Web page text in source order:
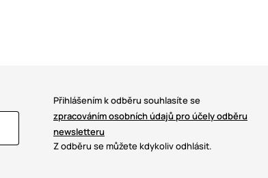
Přihlášením k odběru souhlasíte se
zpracováním osobních údajů pro účely odběru
newsletteru
Z odběru se můžete kdykoliv odhlásit.